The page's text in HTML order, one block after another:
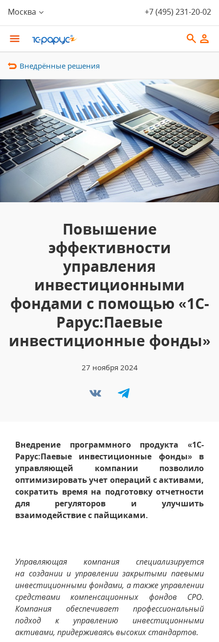
Москва +7 (495) 231-20-02
Внедрённые решения
27 ноября 2024
Повышение
эффективности
управления
инвестиционными
фондами с помощью «1С-
Рарус:Паевые
инвестиционные фонды»
Внедрение программного продукта «1С-
Рарус:Паевые инвестиционные фонды» в
управляющей компании позволило
оптимизировать учет операций с активами,
сократить время на подготовку отчетности
для регуляторов и улучшить
взаимодействие с пайщиками.
Управляющая компания специализируется
на создании и управлении закрытыми паевыми
инвестиционными фондами, а также управлении
средствами компенсационных фондов СРО.
Компания обеспечивает профессиональный
подход к управлению инвестиционными
активами, придерживаясь высоких стандартов.